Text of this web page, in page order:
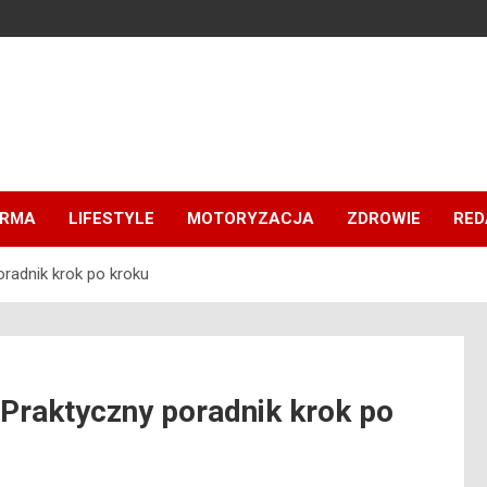
LIFESTYLE MOTORYZACJA ZDROWIE
krok po kroku
poradnik krok po